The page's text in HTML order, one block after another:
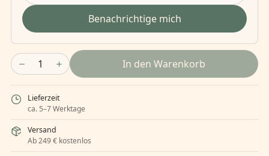
Benachrichtige mich
1 In den Warenkorb
Lieferzeit
ca. 5–7 Werktage
Versand
Ab 249 € kostenlos